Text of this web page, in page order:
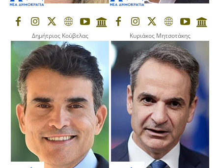
Δημήτριος Κούβελας Κυριάκος Μητσοτάκης